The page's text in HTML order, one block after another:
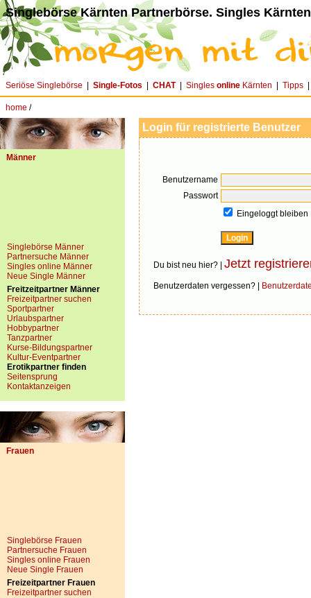
Singlebörse Kärnten Partnerbörse. Singles
Seriöse Singlebörse Single-Fotos CHAT| Singles online Kärnten Tipps
home /
Männer
Singlebörse Männer
Partnersuche Männer
Singles online Männer
Neue Single Männer
Freitzeitpartner Männer
Freizeitpartner suchen
Sportpartner
Urlaubspartner
Hobbypartner
Tanzpartner
Kurse-Bildungspartner
Kultur-Eventpartner
Erotikpartner finden
Seitensprung
Kontaktanzeigen
Frauen
Singlebörse Frauen
Partnersuche Frauen
Singles online Frauen
Neue Single Frauen
Freizeitpartner Frauen
Freizeitpartner suchen
Login für registrierte Benutzer
Benutzername
Passwort
Eingeloggt bleiben
Du bist neu hier? | Jetzt
Benutzerdaten vergessen? |